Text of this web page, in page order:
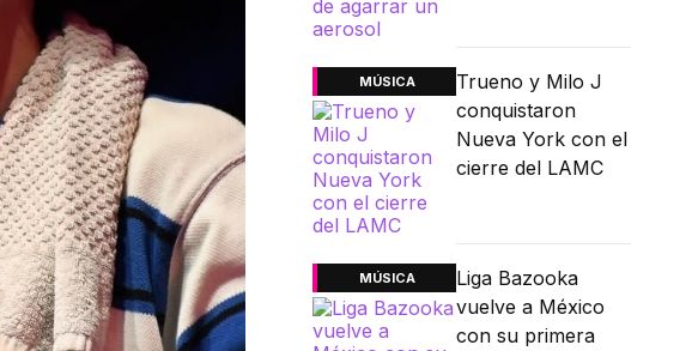
MÚSICA
Trueno y Milo J
conquistaron
Nueva York con el
cierre del LAMC
MÚSICA
Liga Bazooka
vuelve a México
con su primera